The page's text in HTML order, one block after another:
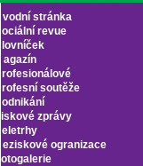
vodní stránka
ociální revue
lovníček
agazín
rofesionálové
rofesní soutěže
odnikání
iskové zprávy
eletrhy
eziskové ogranizace
otogalerie